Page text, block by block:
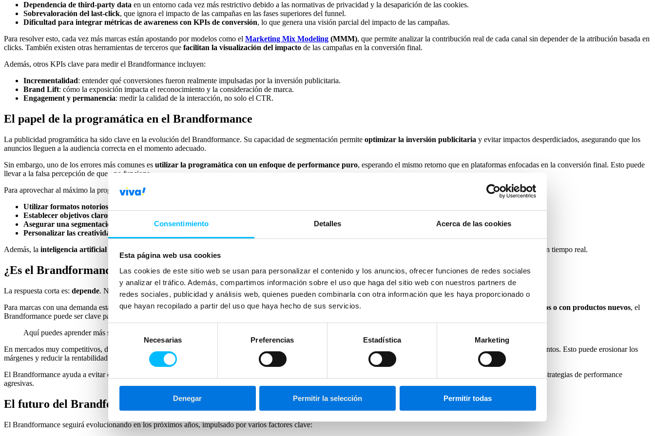
Consentimiento Detalles Acerca de las cookies
Esta página web usa cookies
Las cookies de este sitio web se usan para personalizar el contenido y los anuncios, ofrecer funciones de redes sociales
y analizar el tráfico. Además, compartimos información sobre el uso que haga del sitio web con nuestros partners de
redes sociales, publicidad y análisis web, quienes pueden combinarla con otra información que les haya proporcionado o
que hayan recopilado a partir del uso que haya hecho de sus servicios.
consentimiento
Necesarias Preferencias Estadística Marketing
Denegar Permitir la selección Permitir todas
Dependencia de third-party data en un entorno cada vez más restrictivo debido a las normativas de privacidad y la desaparición de las cookies.
Sobrevaloración del last-click, que ignora el impacto de las campañas en las fases superiores del funnel.
Dificultad para integrar métricas de awareness con KPIs de conversión, lo que genera una visión parcial del impacto de las campañas.
Para resolver esto, cada vez más marcas están apostando por modelos como el Marketing Mix Modeling (MMM), que permite analizar la contribución real de cada canal sin depender de la atribución basada en
clicks. También existen otras herramientas de terceros que facilitan la visualización del impacto de las campañas en la conversión final.
Además, otros KPIs clave para medir el Brandformance incluyen:
Incrementalidad: entender qué conversiones fueron realmente impulsadas por la inversión publicitaria.
Brand Lift: cómo la exposición impacta el reconocimiento y la consideración de marca.
Engagement y permanencia: medir la calidad de la interacción, no solo el CTR.
El papel de la programática en el Brandformance
La publicidad programática ha sido clave en la evolución del Brandformance. Su capacidad de segmentación permite optimizar la inversión publicitaria y evitar impactos desperdiciados, asegurando que los
anuncios lleguen a la audiencia correcta en el momento adecuado.
Sin embargo, uno de los errores más comunes es utilizar la programática con un enfoque de performance puro, esperando el mismo retorno que en plataformas enfocadas en la conversión final. Esto puede
llevar a la falsa percepción de que «no funciona».
Para aprovechar al máximo la programática en Brandformance, es fundamental:
Utilizar formatos notorios
Establecer objetivos claros de cobertura y tráfico
Asegurar una segmentación eficiente
, combinando first-party data con estrategias contextuales.
Personalizar las creatividades según el funnel
Además, la inteligencia artificial está comenzando a jugar un papel clave en la optimización de campañas programáticas, permitiendo una mayor personalización y adaptación en tiempo real.
¿Es el Brandformance para todas las empresas?
La respuesta corta es: depende. No todas las empresas necesitan una estrategia de Brandformance en la misma medida.
Para marcas con una demanda establecida y un alto volumen de tráfico orgánico, puede que no sea una prioridad inmediata. Sin embargo, para
empresas en mercados saturados o con productos nuevos, el
Brandformance puede ser clave para diferenciarse y generar demanda.
Aquí puedes aprender más sobre
En mercados muy competitivos, depender únicamente del
puede llevar a una guerra de precios, donde la única forma de competir es ofreciendo descuentos. Esto puede erosionar los
márgenes y reducir la rentabilidad a largo plazo.
El Brandformance ayuda a evitar este problema al construir una identidad de marca fuerte y una base de clientes más leal, lo que a largo plazo puede reducir la dependencia de estrategias de performance
agresivas.
El futuro del Brandformance
El Brandformance seguirá evolucionando en los próximos años, impulsado por varios factores clave: